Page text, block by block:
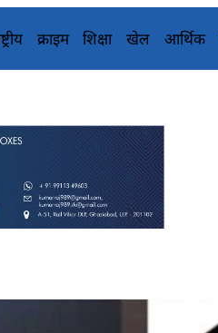
क्राइम शिक्षा खेल आर्थिक